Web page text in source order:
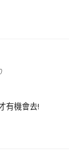
有機會去!